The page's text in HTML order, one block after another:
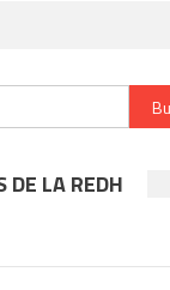
Buscar:
DE LA REDH